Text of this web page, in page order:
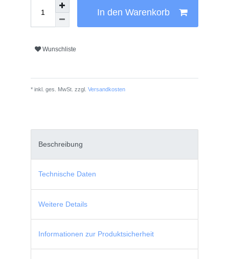
In den Warenkorb
Wunschliste
* inkl. ges. MwSt. zzgl. Versandkosten
Beschreibung
Technische Daten
Weitere Details
Informationen zur Produktsicherheit